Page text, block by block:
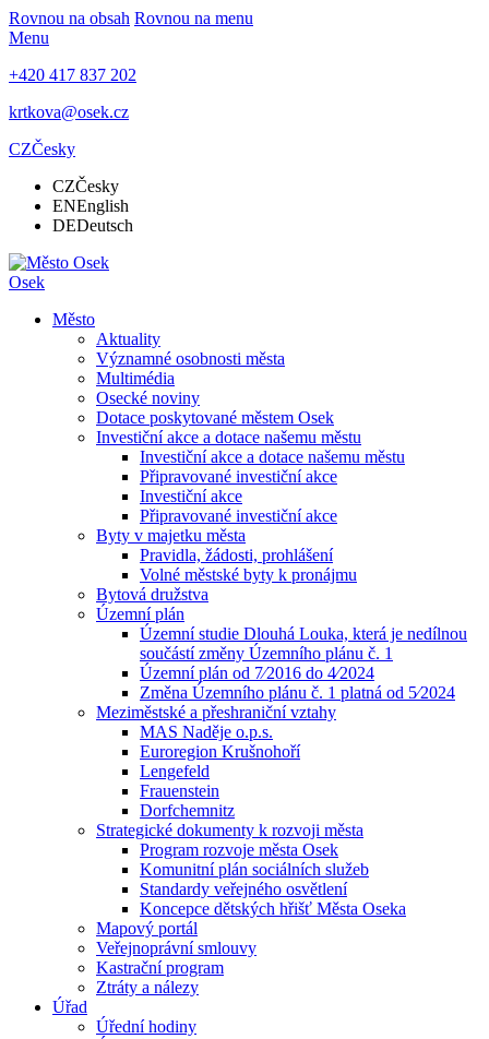
Rovnou na obsah Rovnou na menu
Menu
+420 417 837 202
krtkova@osek.cz
CZČesky
CZČesky
ENEnglish
DEDeutsch
Osek
Město
Aktuality
Významné osobnosti města
Multimédia
Osecké noviny
Dotace poskytované městem Osek
Investiční akce a dotace našemu městu
Investiční akce a dotace našemu městu
Připravované investiční akce
Investiční akce
Připravované investiční akce
Byty v majetku města
Pravidla, žádosti, prohlášení
Volné městské byty k pronájmu
Bytová družstva
Územní plán
Územní studie Dlouhá Louka, která je nedílnou
součástí změny Územního plánu č. 1
Územní plán od 7⁄2016 do 4⁄2024
Změna Územního plánu č. 1 platná od 5⁄2024
Meziměstské a přeshraniční vztahy
MAS Naděje o.p.s.
Euroregion Krušnohoří
Lengefeld
Frauenstein
Dorfchemnitz
Strategické dokumenty k rozvoji města
Program rozvoje města Osek
Komunitní plán sociálních služeb
Standardy veřejného osvětlení
Koncepce dětských hřišť Města Oseka
Mapový portál
Veřejnoprávní smlouvy
Kastrační program
Ztráty a nálezy
Úřad
Úřední hodiny